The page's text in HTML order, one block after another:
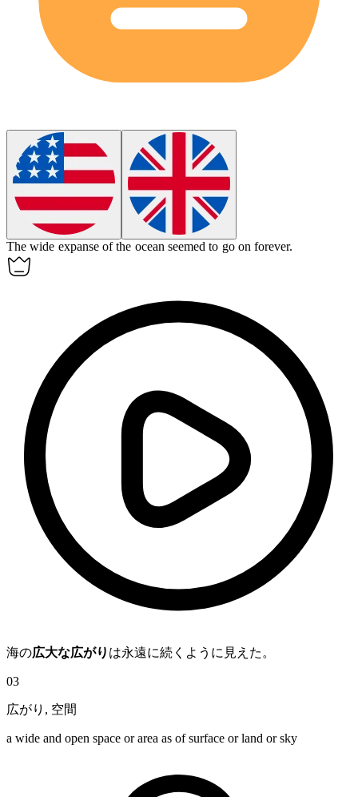
The wide expanse of the ocean seemed to go on forever.
海の広大な広がり は永遠に続くように見えた。
03
広がり , 空間
a wide and open space or area as of surface or land or sky